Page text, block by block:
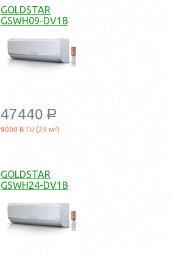
GOLDSTAR
GSWH09-DV1B
47440 a
9000 BTU (25 м²)
GOLDSTAR
GSWH24-DV1B